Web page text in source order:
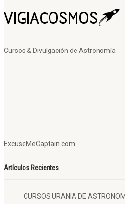
Cursos & Divulgación de Astronomía
ExcuseMeCaptain.com
Artículos Recientes
CURSOS URANIA DE